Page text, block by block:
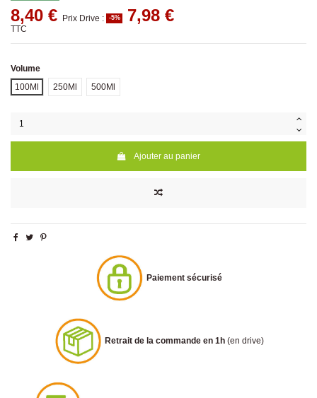
8,40 € Prix Drive : -5% 7,98 €
TTC
Volume
100Ml
250Ml 500Ml
Ajouter au panier
Paiement sécurisé
Retrait de la commande en 1h (en drive)